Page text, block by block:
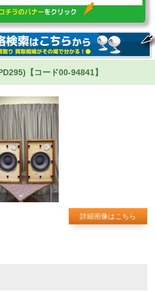
【コード00-94841】
詳細画像はこちら